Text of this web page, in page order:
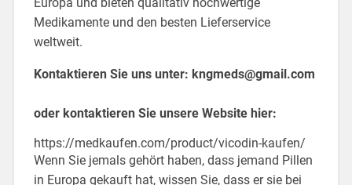
Medikamente und den besten Lieferservice
weltweit.
Kontaktieren Sie uns unter: kngmeds@gmail.com
oder kontaktieren Sie unsere Website hier:
https://medkaufen.com/product/vicodin-kaufen/
Wenn Sie jemals gehört haben, dass jemand Pillen
in Europa gekauft hat, wissen Sie, dass er sie bei